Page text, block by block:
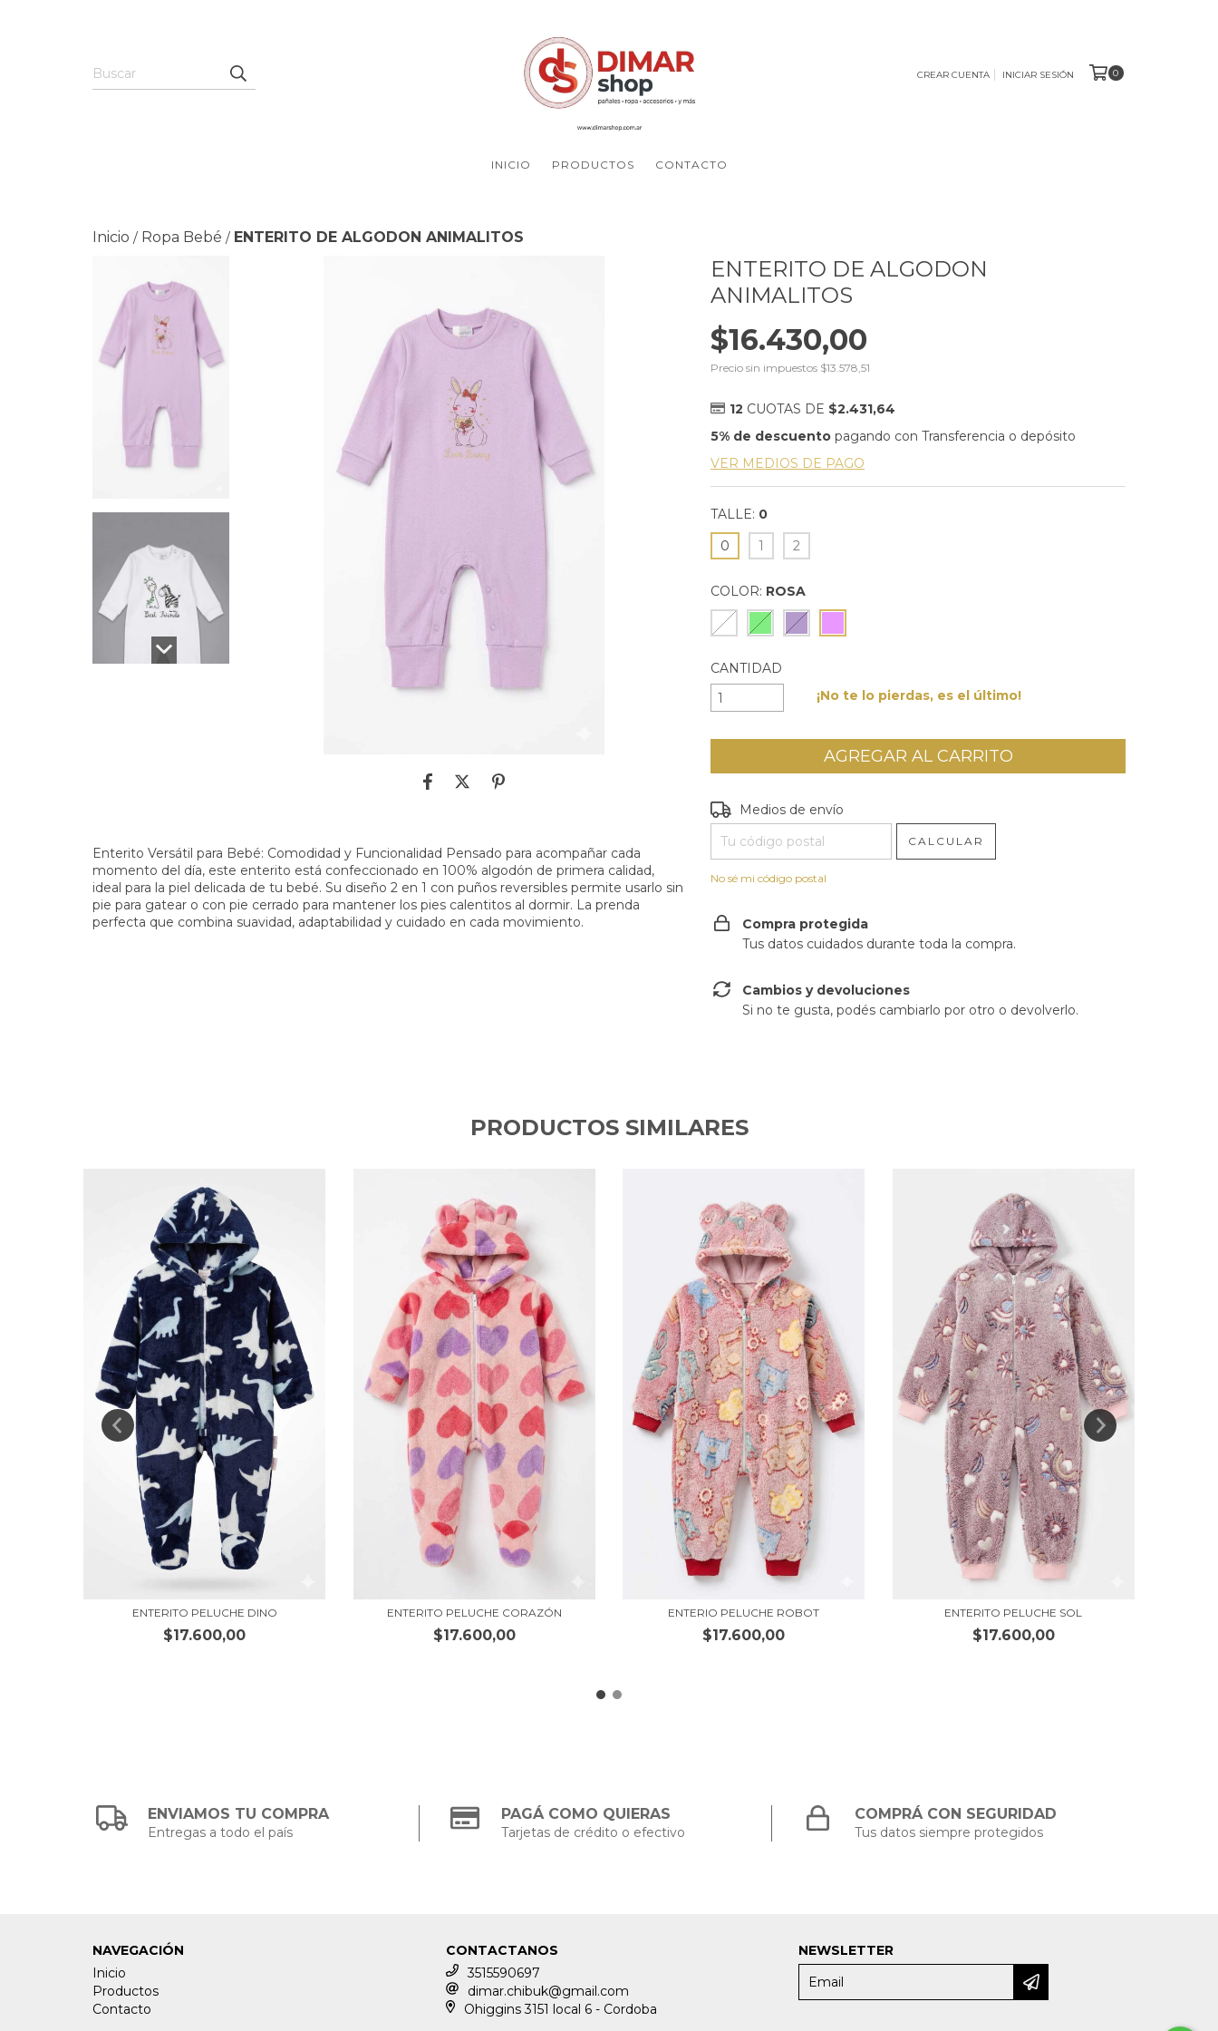
CREAR CUENTA INICIAR SESIÓN 0
INICIO PRODUCTOS CONTACTO
Inicio / Ropa Bebé / ENTERITO DE ALGODON ANIMALITOS
Enterito Versátil para Bebé: Comodidad y Funcionalidad Pensado para acompañar cada
momento del día, este enterito está confeccionado en 100% algodón de primera calidad,
ideal para la piel delicada de tu bebé. Su diseño 2 en 1 con puños reversibles permite usarlo sin
pie para gatear o con pie cerrado para mantener los pies calentitos al dormir. La prenda
perfecta que combina suavidad, adaptabilidad y cuidado en cada movimiento.
ENTERITO DE ALGODON
ANIMALITOS
$16.430,00
Precio sin impuestos $13.578,51
12 CUOTAS DE $2.431,64
5% de descuento pagando con Transferencia o depósito
VER MEDIOS DE PAGO
TALLE: 0
0
1 2
COLOR: ROSA
CANTIDAD
¡No te lo pierdas, es el último!
Entregas para el CP:
Medios de envío
CALCULAR
No sé mi código postal
Compra protegida
Tus datos cuidados durante toda la compra.
Cambios y devoluciones
Si no te gusta, podés cambiarlo por otro o devolverlo.
PRODUCTOS SIMILARES
ENTERITO PELUCHE DINO
$17.600,00
ENTERITO PELUCHE CORAZÓN
$17.600,00
ENTERIO PELUCHE ROBOT
$17.600,00
ENTERITO PELUCHE SOL
$17.600,00
ENVIAMOS TU COMPRA
Entregas a todo el país
PAGÁ COMO QUIERAS
Tarjetas de crédito o efectivo
COMPRÁ CON SEGURIDAD
Tus datos siempre protegidos
NAVEGACIÓN
Inicio
Productos
Contacto
CONTACTANOS
3515590697
dimar.chibuk@gmail.com
Ohiggins 3151 local 6 - Cordoba
NEWSLETTER